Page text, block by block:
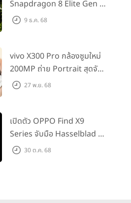
Snapdragon 8 Elite Gen 5
เล่นลื่นทุกเกม!
9 ธ.ค. 68
vivo X300 Pro กล้องซูมใหม่
200MP ถ่าย Portrait สุดจัด
ต่อเลนส์เสริมได้!
27 พ.ย. 68
เปิดตัว OPPO Find X9
Series จับมือ Hasselblad อัป
เกรดกล้องซูม 200MP!
30 ต.ค. 68